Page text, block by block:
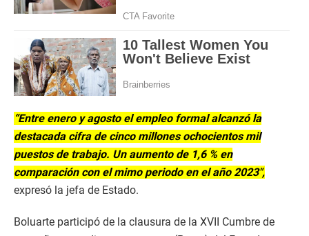
“Entre enero y agosto el empleo formal alcanzó la
destacada cifra de cinco millones ochocientos mil
puestos de trabajo. Un aumento de 1,6 % en
comparación con el mimo periodo en el año 2023″,
expresó la jefa de Estado.
Boluarte participó de la clausura de la XVII Cumbre de